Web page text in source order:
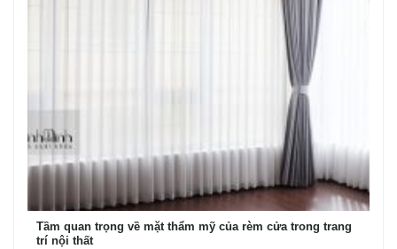
Tầm quan trọng về mặt thẩm mỹ của rèm cửa trong trang
trí nội thất